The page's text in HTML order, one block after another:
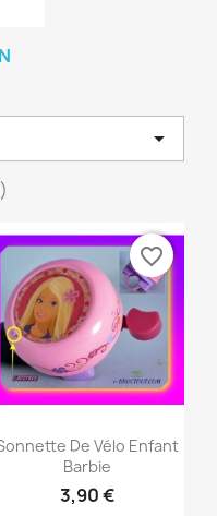

Aperçu rapide
De Vélo Enfant
Barbie
3,90 €
favorite_border